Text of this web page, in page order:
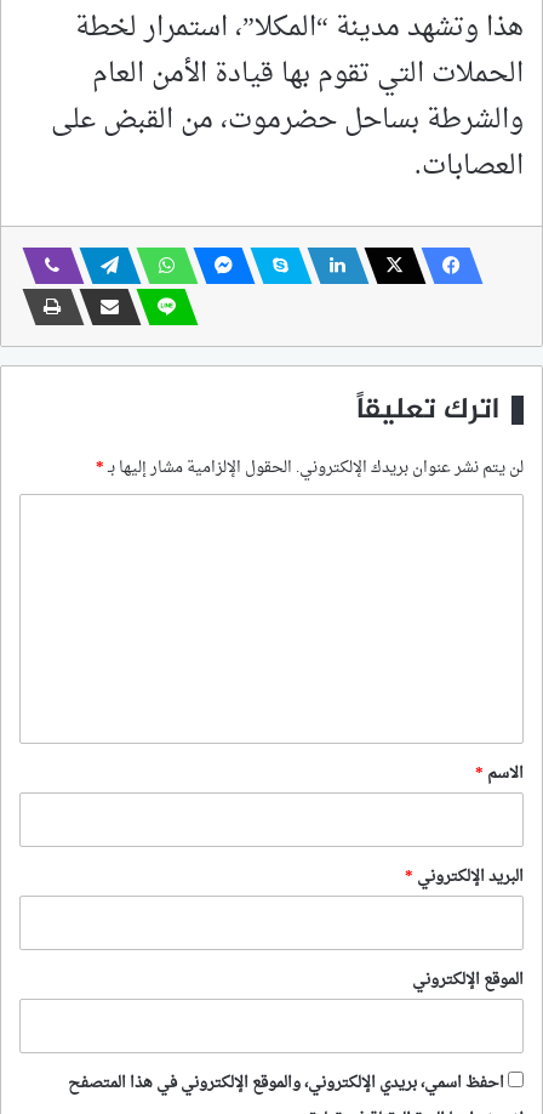
هذا وتشهد مدينة “المكلا”، استمرار لخطة
الحملات التي تقوم بها قيادة الأمن العام
والشرطة بساحل حضرموت، من القبض على
العصابات.
اترك تعليقاً
لن يتم نشر عنوان بريدك الإلكتروني. الحقول الإلزامية مشار إليها بـ*
*
الاسم *
البريد الإلكتروني *
الموقع الإلكتروني
احفظ اسمي، بريدي الإلكتروني، والموقع الإلكتروني في هذا المتصفح